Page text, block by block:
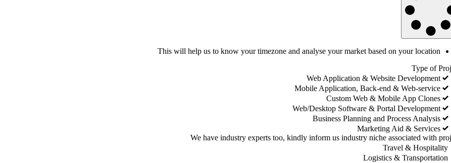
This will help us to know your timezone and analyse your market based on your location
Type of
Web Application & Website Development
Mobile Application, Back-end & Web-service
Custom Web & Mobile App Clones
Web/Desktop Software & Portal Development
Business Planning and Process Analysis
Marketing Aid & Services
We have industry experts too, kindly inform us industry niche associated with
Travel & Hospitality
Logistics & Transportation